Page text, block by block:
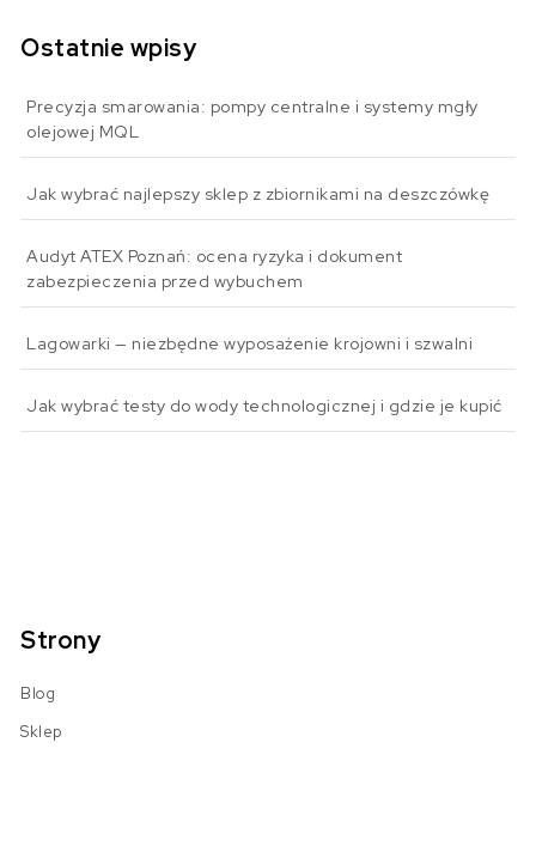
Ostatnie wpisy
Precyzja smarowania: pompy centralne i systemy mgły
olejowej MQL
Jak wybrać najlepszy sklep z zbiornikami na deszczówkę
Audyt ATEX Poznań: ocena ryzyka i dokument
zabezpieczenia przed wybuchem
Lagowarki — niezbędne wyposażenie krojowni i szwalni
Jak wybrać testy do wody technologicznej i gdzie je kupić
Strony
Blog
Sklep